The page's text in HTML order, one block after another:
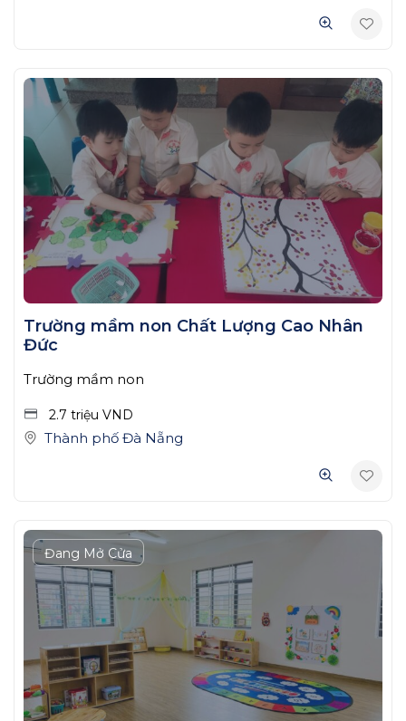
Trường mầm non Chất Lượng Cao Nhân
Đức
Trường mầm non
2.7 triệu VND
Thành phố Đà Nẵng
Đang Mở Cửa